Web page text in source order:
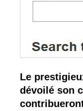
Le
dévoilé son c